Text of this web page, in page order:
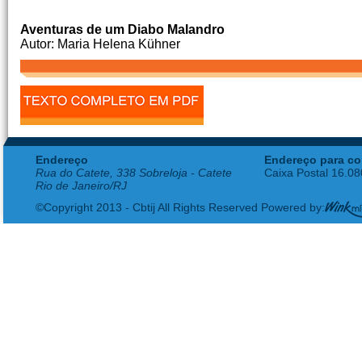
Aventuras de um Diabo Malandro
Autor: Maria Helena Kühner
Endereço
Rua do Catete, 338 Sobreloja - Catete
Rio de Janeiro/RJ
Endereço para
Caixa Postal
©Copyright 2013 - Cbtij All Rights Reserved Powered by: